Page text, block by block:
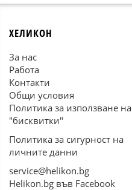
ХЕЛИКОН
За нас
Работа
Контакти
Общи условия
Политика за използване на
"бисквитки"
Политика за сигурност на
личните данни
service@helikon.bg
Helikon.bg във Facebook